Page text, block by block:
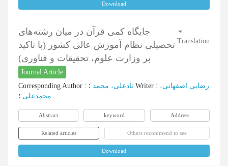
Download
جایگاه کمی قرآن در میان رشته‌های
تحصیلی نظام آموزش عالی کشور (با تاکید
بر وزارت علوم، تحقیقات و فناوری)
Journal Article
Translation
Corresponding Author : نادعلی، محمد Writer : رضایی اصفهانی،
محمدعلی ؛
Abstract keyword Address
Related articles Others recommend to see
Download